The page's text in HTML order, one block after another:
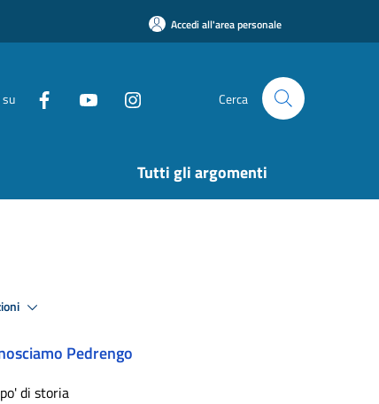
Accedi all'area personale
su Cerca
Tutti gli argomenti
Pedrengo
di storia